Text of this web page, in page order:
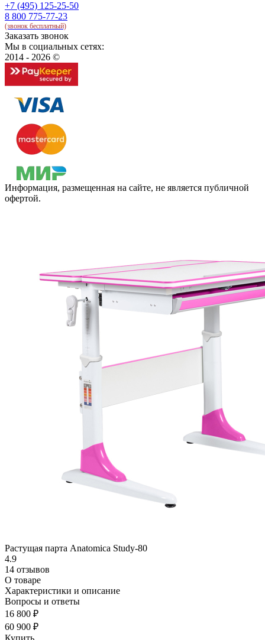
+7 (495) 125-25-50
8 800 775-77-23
(звонок бесплатный)
Заказать звонок
Мы в социальных сетях:
2014 - 2026 ©
Информация, размещенная на сайте, не является публичной
офертой.
Растущая парта Anatomica Study-80
4.9
14 отзывов
О товаре
Характеристики и описание
Вопросы и ответы
16 800 ₽
60 900 ₽